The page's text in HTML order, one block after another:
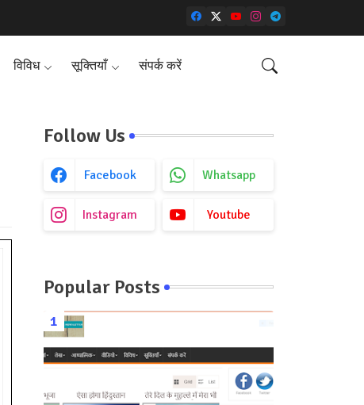
विविध सूक्तियाँ संपर्क करें
Follow Us
Facebook Whatsapp
Instagram Youtube
Popular Posts